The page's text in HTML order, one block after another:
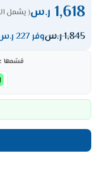
1,618 ر.س( يشمل
1,845ر.سوفر 227 ر.س
قسّمها